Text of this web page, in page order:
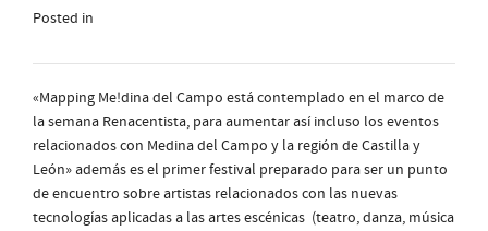
Posted in
«Mapping Me!dina del Campo está contemplado en el marco de
la semana Renacentista, para aumentar así incluso los eventos
relacionados con Medina del Campo y la región de Castilla y
León» además es el primer festival preparado para ser un punto
de encuentro sobre artistas relacionados con las nuevas
tecnologías aplicadas a las artes escénicas (teatro, danza, música